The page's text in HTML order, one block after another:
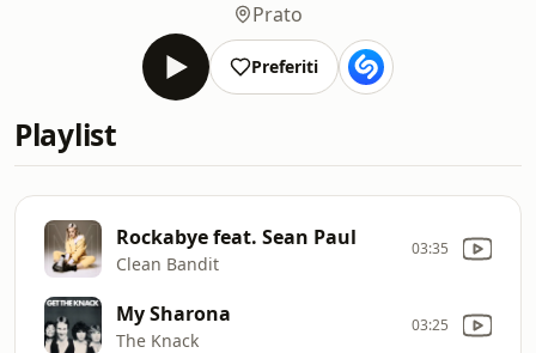
Prato
Preferiti
Playlist
Rockabye feat. Sean Paul
Clean Bandit
03:35
My Sharona
The Knack
03:25